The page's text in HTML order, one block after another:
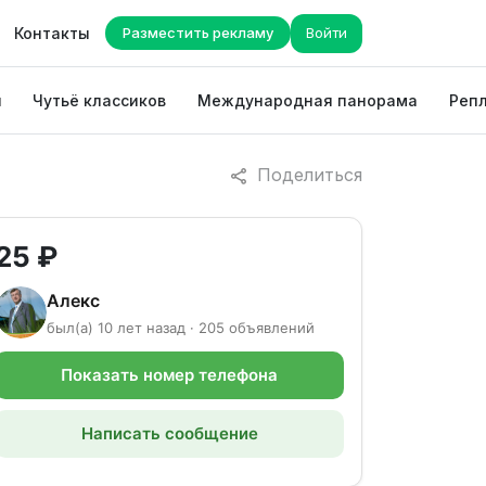
Контакты Разместить рекламу Войти
Чутьё классиков Международная панорама
Поделиться
₽
Алекс
был(а) 10 лет назад · 205 объявлений
Показать номер телефона
Написать сообщение